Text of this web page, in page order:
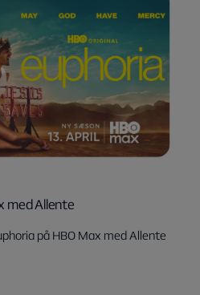
med Allente
på HBO Max med Allente